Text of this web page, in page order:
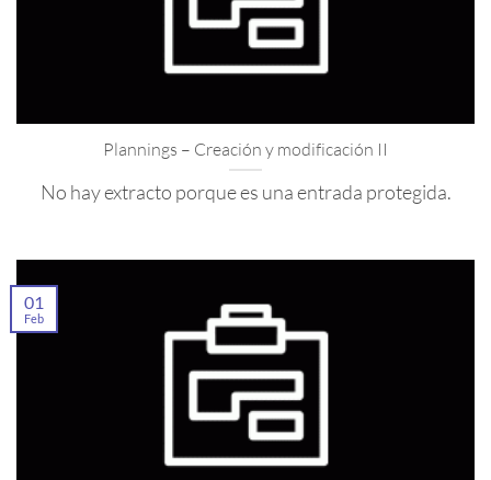
Plannings – Creación y modificación II
No hay extracto porque es una entrada protegida.
01
Feb